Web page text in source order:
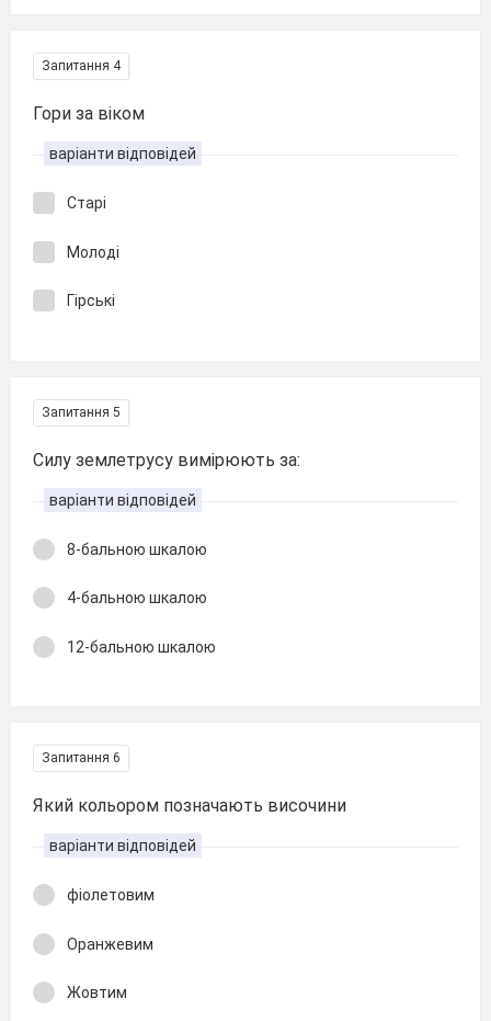
Запитання 4
Гори за віком
варіанти відповідей
Старі
Молоді
Гірські
Запитання 5
Силу землетрусу вимірюють за:
варіанти відповідей
8-бальною шкалою
4-бальною шкалою
12-бальною шкалою
Запитання 6
Який кольором позначають височини
варіанти відповідей
фіолетовим
Оранжевим
Жовтим